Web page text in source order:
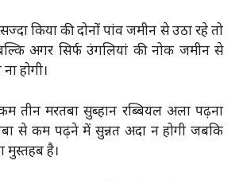
किया की दोनों पांव जमीन से उठा रहे तो
अगर सिर्फ उंगलियां की नोक जमीन से
होगी।
तीन मरतबा सुब्हान रब्बियल अला पढ़ना
से कम पढ़ने में सुन्नत अदा न होगी जबकि
मुस्तहब है।